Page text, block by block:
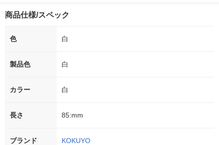
シ） オリジナル
商品仕様/スペック
色 白
製品色 白
カラー 白
長さ 85:mm
ブランド KOKUYO